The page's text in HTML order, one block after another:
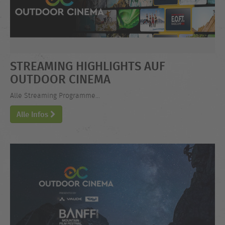
STREAMING HIGHLIGHTS AUF
OUTDOOR CINEMA
Alle Streaming Programme...
Alle Infos